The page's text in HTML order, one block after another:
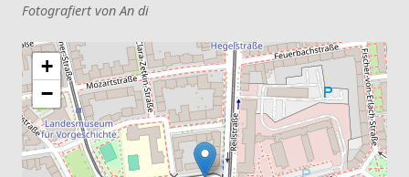
Fotografiert von An di
+
−